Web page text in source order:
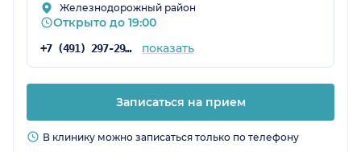
Железнодорожный район
Открыто до 19:00
+7 (491) 297-29-78 показать
Записаться на прием
В клинику можно записаться только по телефону